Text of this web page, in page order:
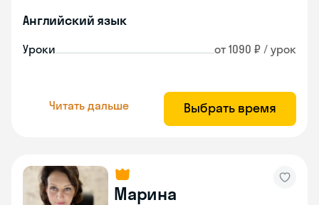
Английский язык
Уроки от 1090 ₽ / урок
Читать дальше Выбрать время
Марина